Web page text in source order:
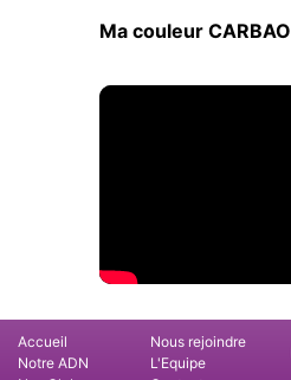
Ma couleur CARBAO
Accueil
Notre ADN
Nous rejoindre
L'Equipe